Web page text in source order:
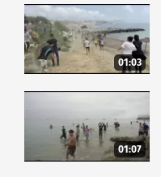
01:03
01:07